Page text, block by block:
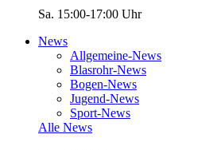
Sa. 15:00-17:00 Uhr
News
Allgemeine-News
Blasrohr-News
Bogen-News
Jugend-News
Sport-News
Alle News